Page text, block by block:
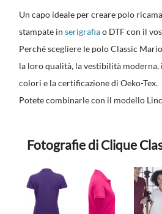
Un capo ideale per creare polo
stampate inserigrafiao DTF con il
Perché scegliere le polo Classic
la loro qualità, la vestibilità
colori e la certificazione di Oeko-Tex.
Potete combinarle con il modello
Fotografie di Clique